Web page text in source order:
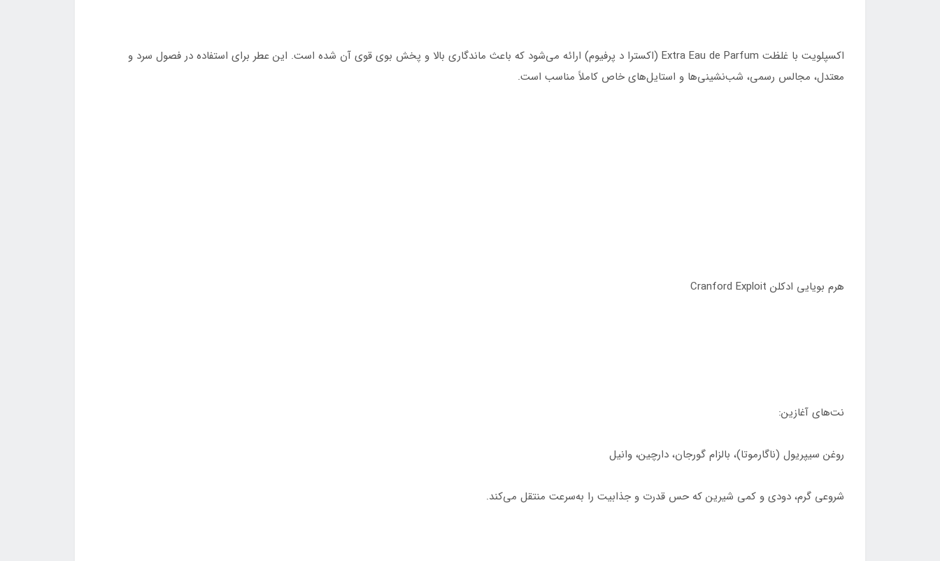
اکسپلویت با غلظت Extra Eau de Parfum (اکسترا د پرفیوم) ارائه می‌شود که باعث ماندگاری بالا و پخش بوی قوی آن شده است. این عطر برای استفاده در فصول سرد و
معتدل، مجالس رسمی، شب‌نشینی‌ها و استایل‌های خاص کاملاً مناسب است.
هرم بویایی ادکلن Cranford Exploit
نت‌های آغازین:
روغن سیپریول (ناگارموتا)، بالزام گورجان، دارچین، وانیل
شروعی گرم، دودی و کمی شیرین که حس قدرت و جذابیت را به‌سرعت منتقل می‌کند.